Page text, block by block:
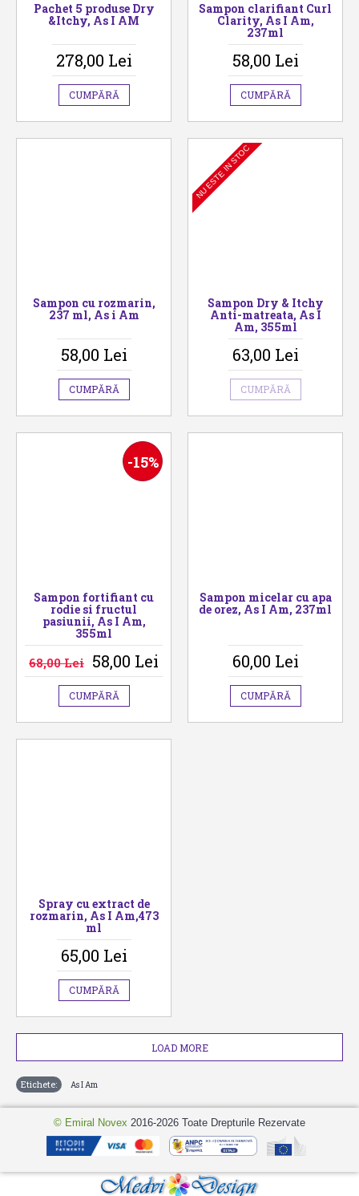
Pachet 5 produse Dry
&Itchy, As I AM
278,00 Lei
CUMPĂRĂ
Sampon clarifiant Curl
Clarity, As I Am,
237ml
58,00 Lei
CUMPĂRĂ
Sampon cu rozmarin,
237 ml, As i Am
58,00 Lei
CUMPĂRĂ
NU ESTE IN STOC
Sampon Dry & Itchy
Anti-matreata, As I
Am, 355ml
63,00 Lei
CUMPĂRĂ
-15%
Sampon fortifiant cu
rodie si fructul
pasiunii, As I Am,
355ml
68,00 Lei 58,00 Lei
CUMPĂRĂ
Sampon micelar cu apa
de orez, As I Am, 237ml
60,00 Lei
CUMPĂRĂ
Spray cu extract de
rozmarin, As I Am,473
ml
65,00 Lei
CUMPĂRĂ
LOAD MORE
Etichete: As I Am
© Emiral Novex 2016-2026 Toate Drepturile Rezervate